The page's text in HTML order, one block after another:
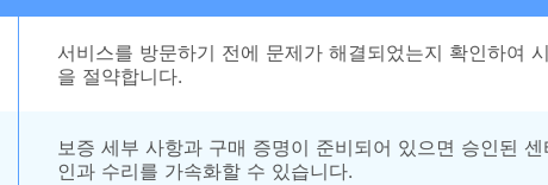
서비스를 방문하기 전에 문제가 해결되었는지 확인하여
을 절약합니다.
보증 세부 사항과 구매 증명이 준비되어 있으면 승인된
인과 수리를 가속화할 수 있습니다.